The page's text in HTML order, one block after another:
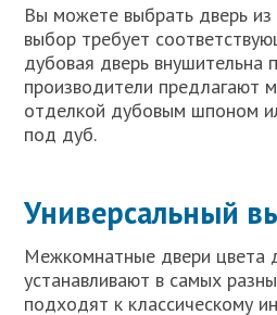
Вы можете выбрать дверь из
выбор требует
дубовая дверь внушительна
производители предлагают
отделкой дубовым шпоном
под дуб.
Универсальный
Межкомнатные двери цвета
устанавливают в самых
подходят к классическому